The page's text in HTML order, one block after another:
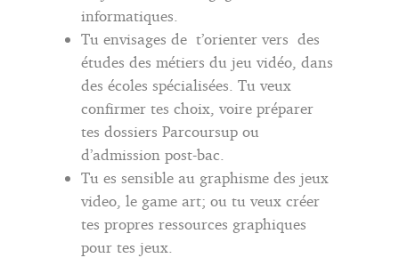
informatiques.
Tu envisages de t’orienter vers des
études des métiers du jeu vidéo, dans
des écoles spécialisées. Tu veux
confirmer tes choix, voire préparer
tes dossiers Parcoursup ou
d’admission post-bac.
Tu es sensible au graphisme des jeux
video, le game art; ou tu veux créer
tes propres ressources graphiques
pour tes jeux.